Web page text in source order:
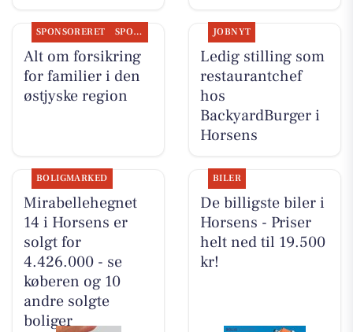
SPONSORERET SPONSORERET INDHOLD
Alt om forsikring
for familier i den
østjyske region
JOBNYT
Ledig stilling som
restaurantchef
hos
BackyardBurger i
Horsens
BOLIGMARKED
Mirabellehegnet
14 i Horsens er
solgt for
4.426.000 - se
køberen og 10
andre solgte
boliger
BILER
De billigste biler i
Horsens - Priser
helt ned til 19.500
kr!